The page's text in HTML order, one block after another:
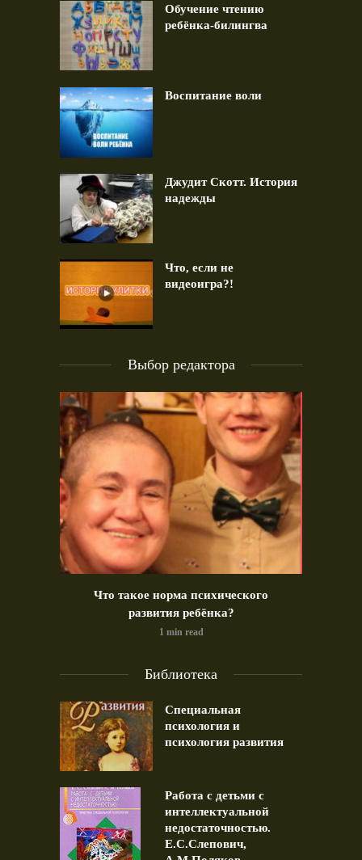
Обучение чтению
ребёнка-билингва
Воспитание воли
Джудит Скотт. История
надежды
Что, если не
видеоигра?!
Выбор редактора
Что такое норма психического
развития ребёнка?
1 min read
Библиотека
Специальная
психология и
психология развития
Работа с детьми с
интеллектуальной
недостаточностью.
Е.С.Слепович,